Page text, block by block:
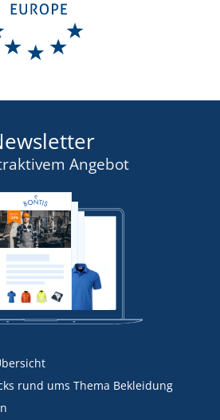
Angebot
rund ums Thema Bekleidung